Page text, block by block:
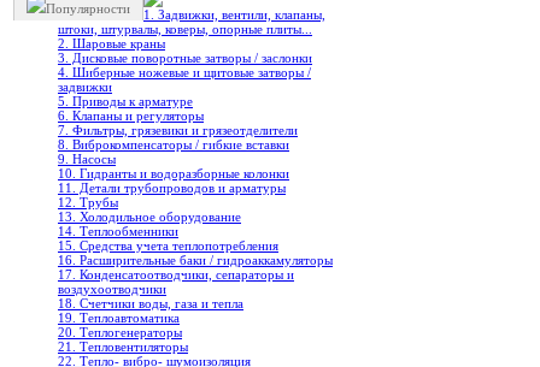
Популярности
1. Задвижки, вентили, клапаны,
штоки, штурвалы, коверы, опорные плиты...
2. Шаровые краны
3. Дисковые поворотные затворы / заслонки
4. Шиберные ножевые и щитовые затворы /
задвижки
5. Приводы к арматуре
6. Клапаны и регуляторы
7. Фильтры, грязевики и грязеотделители
8. Виброкомпенсаторы / гибкие вставки
9. Насосы
10. Гидранты и водоразборные колонки
11. Детали трубопроводов и арматуры
12. Трубы
13. Холодильное oборудование
14. Теплообменники
15. Средства учета теплопотребления
16. Расширительные баки / гидроаккамуляторы
17. Конденсатоотводчики, сепараторы и
воздухоотводчики
18. Счетчики воды, газа и тепла
19. Теплоавтоматика
20. Теплогенераторы
21. Тепловентиляторы
22. Тепло- вибро- шумоизоляция